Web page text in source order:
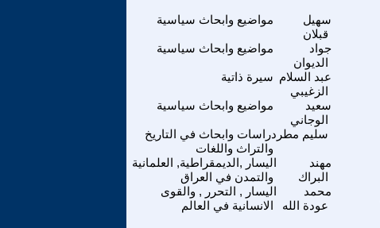
مواضيع وابحاث سياسية
سهيل
قبلان
مواضيع وابحاث سياسية
جواد
الديوان
سيرة ذاتية عبد السلام
الزغيبي
مواضيع وابحاث سياسية
سعيد
الوجاني
دراسات وابحاث في التاريخ
والتراث واللغات
سليم مطر
اليسار ,الديمقراطية, العلمانية
والتمدن في العراق
مهند
البراك
اليسار , التحرر , والقوى
الانسانية في العالم
محمد
عودة الله